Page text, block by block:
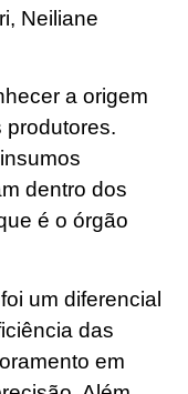
Neiliane
a origem
produtores.
dentro dos
é o órgão
um diferencial
das
em